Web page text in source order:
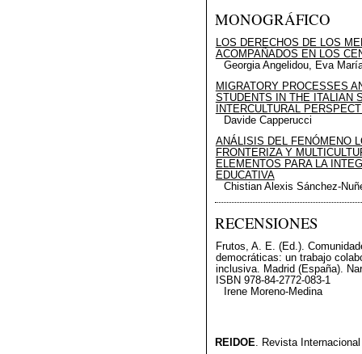
MONOGRÁFICO
LOS DERECHOS DE LOS
ACOMPAÑADOS EN LOS
Georgia Angelidou, Eva
MIGRATORY PROCESSES
STUDENTS IN THE ITALIAN
INTERCULTURAL
Davide Capperucci
ANÁLISIS DEL FENÓMENO
FRONTERIZA Y
ELEMENTOS PARA LA
EDUCATIVA
Chistian Alexis Sánchez-
RECENSIONES
Frutos, A. E. (Ed.).
democráticas: un trabajo
inclusiva. Madrid (España).
ISBN 978-84-2772-083-1
Irene Moreno-Medina
REIDOE . Revista